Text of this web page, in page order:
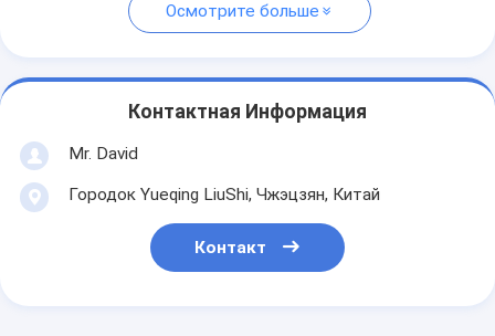
Осмотрите больше
Контактная Информация
Mr. David
Городок Yueqing LiuShi, Чжэцзян, Китай
Контакт